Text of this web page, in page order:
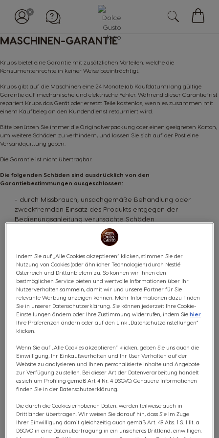
MASCHINEN-GARANTIE
Krups bietet eine Garantie mit zusätzlichen Vorteilen, welche die
Konsumentenrechte in keiner Weise beeinträchtigt.
Krups gibt auf die Maschinen eine 24 Monate (ab Kaufdatum) lang gültige
Garantie auf mechanische und elektrische Fehler. Während dieser Garantiefrist
repariert Krups das Gerät oder ersetzt Teile kostenlos, wenn es zusammen mit
einem Kaufbeleg an den Kundendienst retourniert wird.
Bitte benützen Sie immer die Originalverpackung oder einen geeigneten Karton,
um weitere Schäden zu verhindern, und lassen Sie sich auf der Post eine
Versandquittung geben.
Die Garantie ist nicht übertragbar.
Die folgenden Schäden sind ausdrücklich von den
Garantiebestimmungen ausgeschlossen:
- durch Missbrauch, unsachgemäße Behandlung oder
zweckfremden Einsatz des Produkts entgegen der
Bedienungsanleitung verursachte Schäden
- durch unsachgemässe oder vernachlässigte Wartung
(Entkalkung, erforderliche Reinigung) verursachte Schäden
- im Produkt eingebaute Glas- oder Porzellanteile
- durch unsachgemäße oder vernachlässigte Wartung
(Entkalkung, erforderliche Reinigung) verursachte Schäden
- außerhalb von Österreich verkaufte Maschinen
- nicht bestimmungsgemäße Verwendung dieses für den
Haushalt vorgesehenen Geräts
- durch Überlastung, unsachgemäßen Gebrauch,
Nachlässigkeit oder Unfall verursachte Schäden
- vom Käufer am Produkt veranlasste Änderungen oder
Reparaturen, es sei denn, diese wurden von einem
autorisierten Agenten vorgenommen
- Zubehörteile wie Filter, Siegel usw. mit beschränkter
Lebensdauer. Solche Teile sind von der Garantie
ausgenommen und müssen von Zeit zu Zeit ausgetauscht
Indem Sie auf „Alle Cookies akzeptieren“ klicken, stimmen Sie der
Nutzung von Cookies (oder ähnlicher Technologien) durch Nestlé
Österreich und Drittanbietern zu. So können wir Ihnen den
bestmöglichen Service bieten und wertvolle Informationen über Ihr
Nutzerverhalten sammeln, damit wir und unsere Partner für Sie
relevante Werbung anzeigen können. Mehr Informationen dazu finden
Sie in unserer Datenschutzerklärung. Sie können jederzeit Ihre Cookie-
Einstellungen ändern oder Ihre Zustimmung widerrufen, indem Siehier
Ihre Präferenzen ändern oder auf den Link „Datenschutzeinstellungen“
klicken.
Wenn Sie auf „Alle Cookies akzeptieren“ klicken, geben Sie uns auch die
Einwilligung, Ihr Einkaufsverhalten und Ihr User Verhalten auf der
Website zu analysieren und Ihnen personalisierte Inhalte und Angebote
zur Verfügung zu stellen. Bei dieser Art der Datenverarbeitung handelt
es sich um Profiling gemäß Art 4 Nr. 4 DSGVO. Genauere Informationen
finden Sie in der Datenschutzerklärung.
Die durch die Cookies erhobenen Daten, werden teilweise auch in
Drittländer übertragen. Wir weisen Sie darauf hin, dass Sie im Zuge
Ihrer Einwilligung damit gleichzeitig auch gemäß Art. 49 Abs. 1 S. 1 lit. a
DSGVO in eine Datenübertragung in ein unsicheres Drittland, einwilligen.